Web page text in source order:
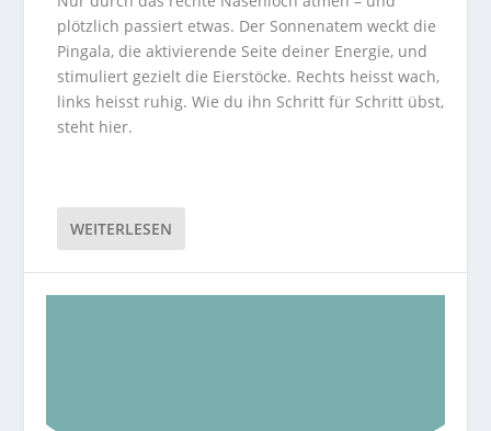
plötzlich passiert etwas. Der Sonnenatem weckt die
Pingala, die aktivierende Seite deiner Energie, und
stimuliert gezielt die Eierstöcke. Rechts heisst wach,
links heisst ruhig. Wie du ihn Schritt für Schritt übst,
steht hier.
WEITERLESEN